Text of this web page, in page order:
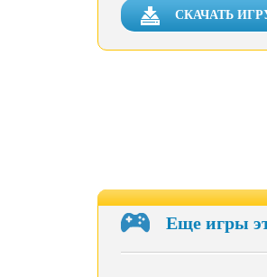
СКАЧАТЬ
Еще игры